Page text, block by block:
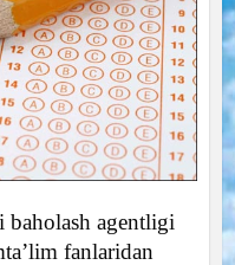
agentligi
fanlaridan